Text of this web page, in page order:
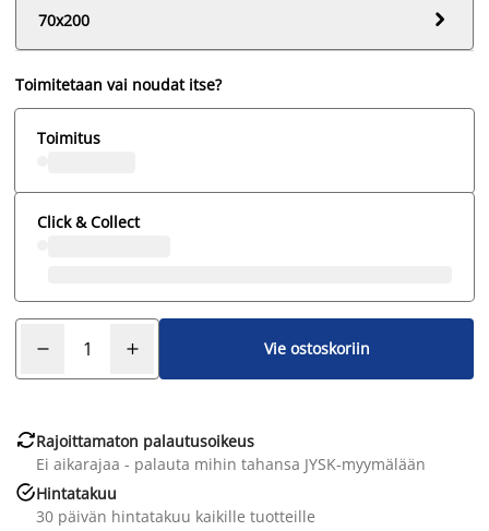
70x200

Toimitetaan vai noudat itse?
Toimitus
Click & Collect
Vie ostoskoriin
Rajoittamaton palautusoikeus
Ei aikarajaa - palauta mihin tahansa JYSK-myymälään
Hintatakuu
30 päivän hintatakuu kaikille tuotteille